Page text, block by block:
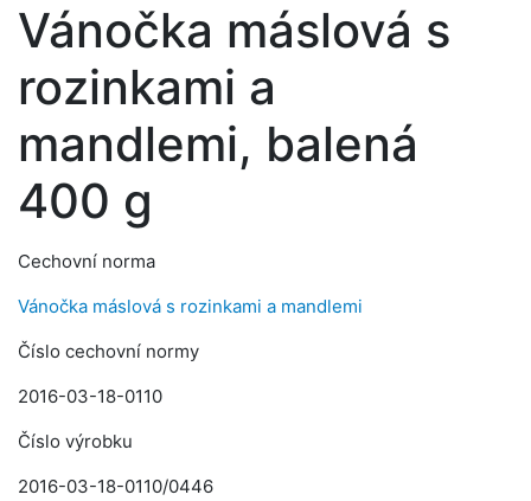
Vánočka máslová s
rozinkami a
mandlemi, balená
400 g
Cechovní norma
Vánočka máslová s rozinkami a mandlemi
Číslo cechovní normy
2016-03-18-0110
Číslo výrobku
2016-03-18-0110/0446